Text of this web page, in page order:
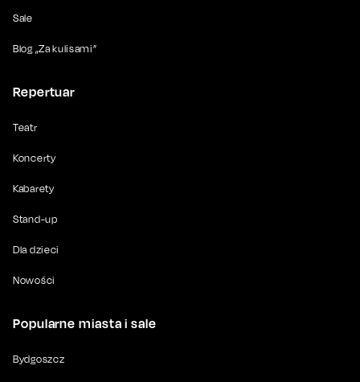
Sale
Blog „Za kulisami”
Repertuar
Teatr
Koncerty
Kabarety
Stand-up
Dla dzieci
Nowości
Popularne miasta i sale
Bydgoszcz